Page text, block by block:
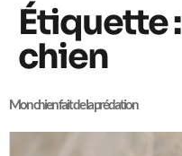
Étiquette :
chien
Mon chien fait de la prédation